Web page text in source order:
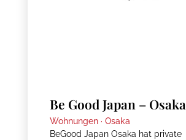
Be Good Japan – Osaka
Wohnungen · Osaka
BeGood Japan Osaka hat private